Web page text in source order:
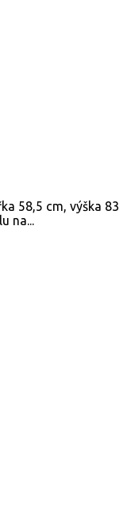
58,5 cm, výška 83
na...